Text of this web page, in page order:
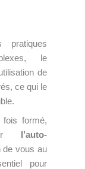
pratiques
le
de
ce qui le
formé,
l’auto-
de vous au
pour